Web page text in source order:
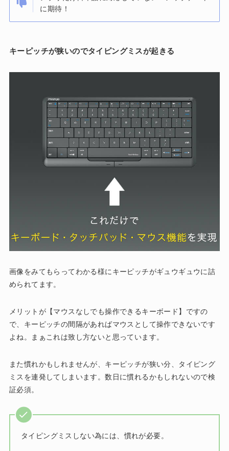
に期待！
キーピッチが狭いのでタイピングミスが起きる
画像をみてもらってわかる様にキーピッチがギュウギュウに詰
められてます。
メリットが【マウスなしでも操作できるキーボード】ですの
で、キーピッチの間隔があればマウスとして操作できないです
よね。まぁこれは致し方ないと思っています。
また慣れかもしれませんが、キーピッチが狭い分、タイピング
ミスを連発してしまいます。数日に慣れるかもしれないので検
証必須。
タイピングミスしない為には、慣れが必要。